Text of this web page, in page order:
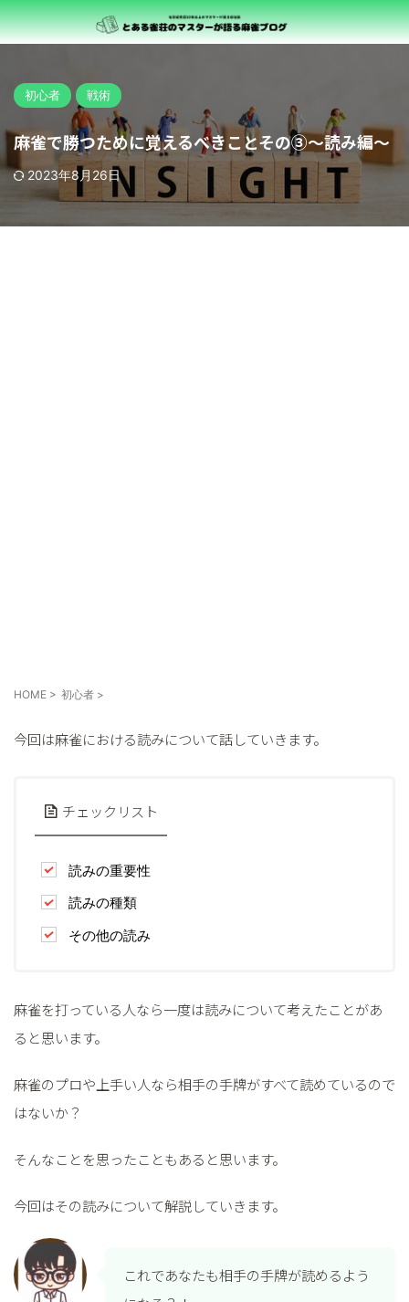
初心者 戦術
麻雀で勝つために覚えるべきことその③～読み編～
2023年8月26日
HOME > 初心者 >
今回は麻雀における読みについて話していきます。
チェックリスト
読みの重要性
読みの種類
その他の読み
麻雀を打っている人なら一度は読みについて考えたことがあ
ると思います。
麻雀のプロや上手い人なら相手の手牌がすべて読めているので
はないか？
そんなことを思ったこともあると思います。
今回はその読みについて解説していきます。
これであなたも相手の手牌が読めるよう